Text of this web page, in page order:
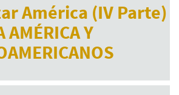
América (IV Parte)
AMÉRICA Y